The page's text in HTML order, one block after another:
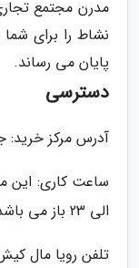
مدرن مجتمع
نشاط را برای
پایان می رساند.
دسترسی
آدرس مرکز خرید:
الی 23 باز می باشد.
تلفن رویا مال کیش: